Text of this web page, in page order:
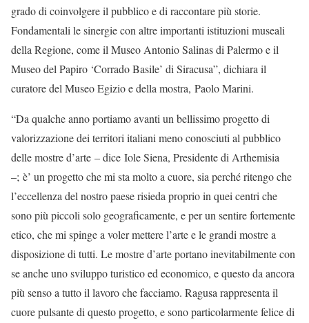
grado di coinvolgere il pubblico e di raccontare più storie.
Fondamentali le sinergie con altre importanti istituzioni museali
della Regione, come il Museo Antonio Salinas di Palermo e il
Museo del Papiro ‘Corrado Basile’ di Siracusa”, dichiara il
curatore del Museo Egizio e della mostra, Paolo Marini.
“Da qualche anno portiamo avanti un bellissimo progetto di
valorizzazione dei territori italiani meno conosciuti al pubblico
delle mostre d’arte – dice Iole Siena, Presidente di Arthemisia
–; è’ un progetto che mi sta molto a cuore, sia perché ritengo che
l’eccellenza del nostro paese risieda proprio in quei centri che
sono più piccoli solo geograficamente, e per un sentire fortemente
etico, che mi spinge a voler mettere l’arte e le grandi mostre a
disposizione di tutti. Le mostre d’arte portano inevitabilmente con
se anche uno sviluppo turistico ed economico, e questo da ancora
più senso a tutto il lavoro che facciamo. Ragusa rappresenta il
cuore pulsante di questo progetto, e sono particolarmente felice di